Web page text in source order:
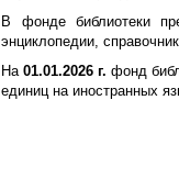
В фонде библиотеки
энциклопедии,
На01.01.2026 г. фонд
единиц на иностранных